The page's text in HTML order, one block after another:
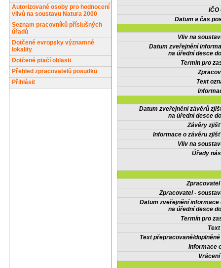
Autorizované osoby pro hodnocení
vlivů na soustavu Natura 2000
Seznam pracovníků příslušných
úřadů
Dotčené evropsky významné
lokality
Dotčené ptačí oblasti
Přehled zpracovatelů posudků
Přihlásit
IČO
Datum a čas
Vliv na
Datum zveřejnění
na úřední desce
Termín pro
Text
Datum zveřejnění závěrů
na úřední desce
Závěry
Informace o závěru
Vliv na
Úřady
Zpracovatel -
Datum zveřejnění informace
na úřední desce
Termín pro
Text přepracované/
Informace